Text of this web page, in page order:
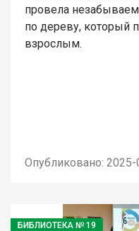
провела
по дереву, который
взрослым.
Опубликовано:
БИБЛИОТЕКА № 19